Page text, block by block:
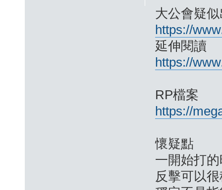
大公會疑
https://
延伸閱讀
https://
RP檔案
https://
懷疑點
一開始打
反擊可以